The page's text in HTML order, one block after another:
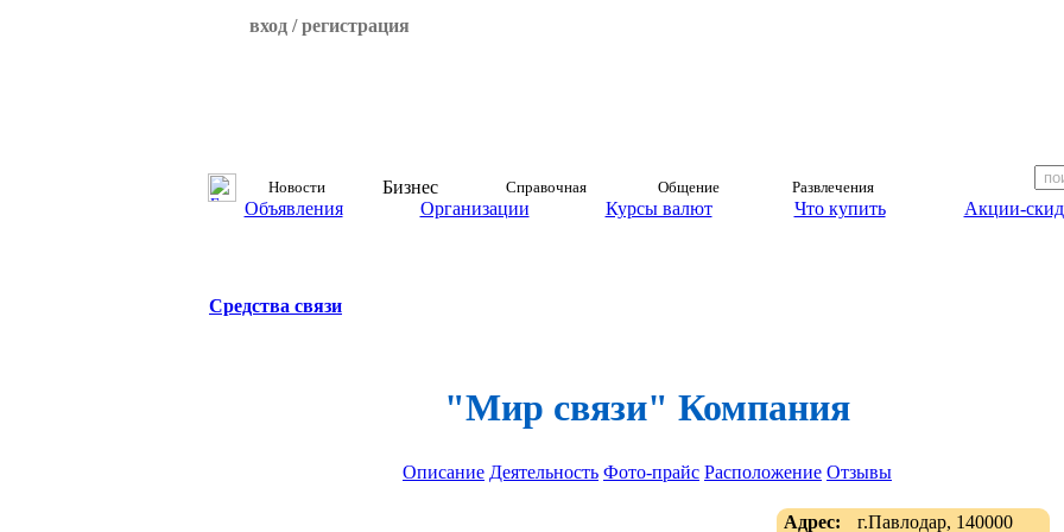
вход / регистрация
Новости Бизнес Справочная Общение Развлечения
Объявления Организации Курсы валют Что купить Акции-
Средства связи
"Мир связи" Компания
Описание Деятельность Фото-прайс Расположение Отзывы
Адрес: г.Павлодар, 140000